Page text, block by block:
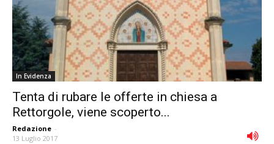
In Evidenza
Tenta di rubare le offerte in chiesa a
Rettorgole, viene scoperto...
Redazione -
13 Luglio 2017